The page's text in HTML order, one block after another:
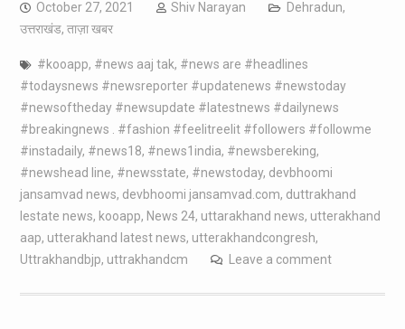
October 27, 2021 Shiv Narayan Dehradun,
उत्तराखंड, ताज़ा खबर
#kooapp, #news aaj tak, #news are #headlines
#todaysnews #newsreporter #updatenews #newstoday
#newsoftheday #newsupdate #latestnews #dailynews
#breakingnews . #fashion #feelitreelit #followers #followme
#instadaily, #news18, #news1india, #newsbereking,
#newshead line, #newsstate, #newstoday, devbhoomi
jansamvad news, devbhoomi jansamvad.com, duttrakhand
lestate news, kooapp, News 24, uttarakhand news, utterakhand
aap, utterakhand latest news, utterakhandcongresh,
Uttrakhandbjp, uttrakhandcm Leave a comment